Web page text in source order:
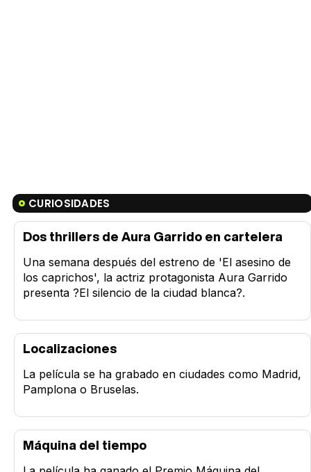
CURIOSIDADES
Dos thrillers de Aura Garrido en cartelera
Una semana después del estreno de 'El asesino de
los caprichos', la actriz protagonista Aura Garrido
presenta ?El silencio de la ciudad blanca?.
Localizaciones
La película se ha grabado en ciudades como Madrid,
Pamplona o Bruselas.
Máquina del tiempo